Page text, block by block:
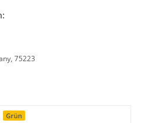
75223
Grün